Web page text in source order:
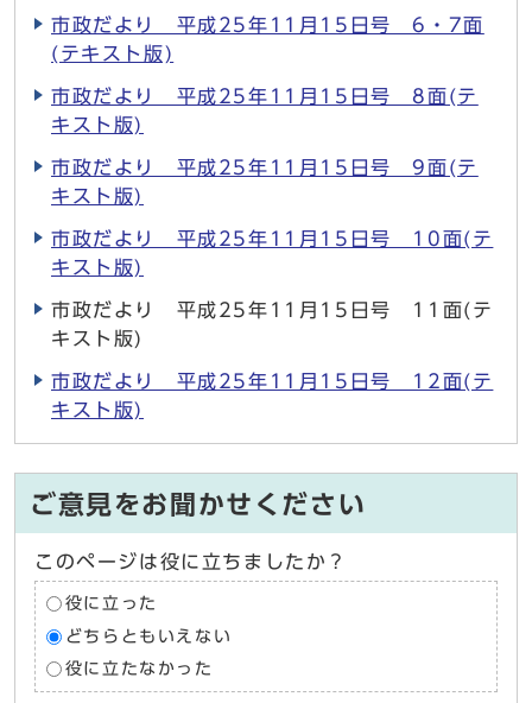
市政だより 平成25年11月15日号 6・7面
(テキスト版)
市政だより 平成25年11月15日号 8面(テ
キスト版)
市政だより 平成25年11月15日号 9面(テ
キスト版)
市政だより 平成25年11月15日号 10面(テ
キスト版)
市政だより 平成25年11月15日号 11面(テ
キスト版)
市政だより 平成25年11月15日号 12面(テ
キスト版)
ご意見をお聞かせください
このページは役に立ちましたか？
役に立った
どちらともいえない
役に立たなかった